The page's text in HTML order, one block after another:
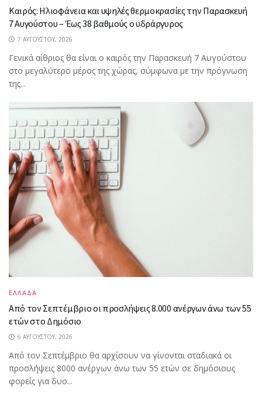
Καιρός: Ηλιοφάνεια και υψηλές θερμοκρασίες την Παρασκευή
7 Αυγούστου – Έως 38 βαθμούς ο υδράργυρος
7 ΑΥΓΟΎΣΤΟΥ, 2026
Γενικά αίθριος θα είναι ο καιρός την Παρασκευή 7 Αυγούστου
στο μεγαλύτερο μέρος της χώρας, σύμφωνα με την πρόγνωση
της...
ΕΛΛΑΔΑ
Από τον Σεπτέμβριο οι προσλήψεις 8.000 ανέργων άνω των 55
ετών στο Δημόσιο
6 ΑΥΓΟΎΣΤΟΥ, 2026
Από τον Σεπτέμβριο θα αρχίσουν να γίνονται σταδιακά οι
προσλήψεις 8000 ανέργων άνω των 55 ετών σε δημόσιους
φορείς για δυο...